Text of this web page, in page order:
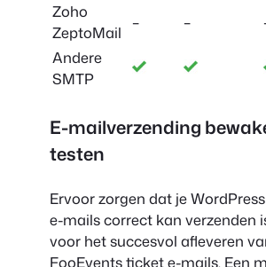
Zoho
ZeptoMail
– –
Andere
SMTP
E-mailverzending
testen
Ervoor zorgen dat je
e-mails correct kan verzenden
voor het succesvol afleveren
FooEvents ticket e-mails. Een